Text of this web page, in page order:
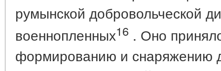
румынской добровольческой
военнопленных16 . Оно
формированию и снаряжению